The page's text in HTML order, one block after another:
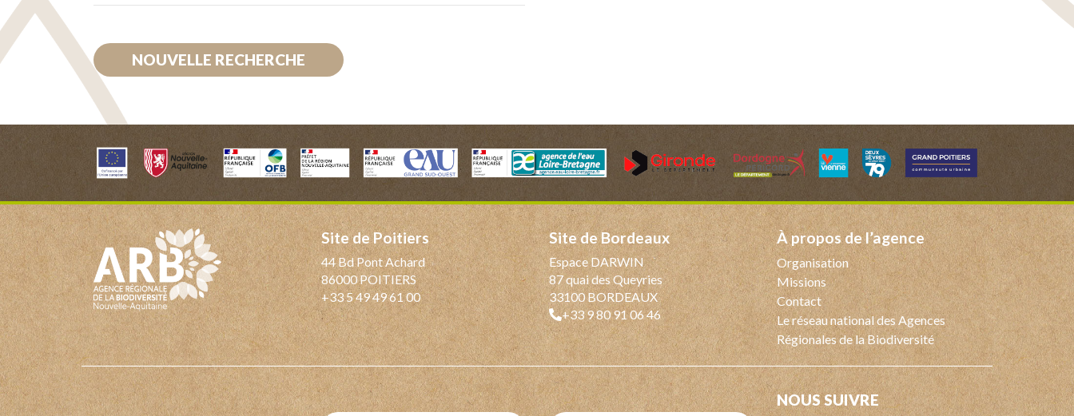
NOUVELLE RECHERCHE
Site de Poitiers
44 Bd Pont Achard
86000 POITIERS
+33 5 49 49 61 00
Site de Bordeaux
Espace DARWIN
87 quai des Queyries
33100 BORDEAUX
+33 9 80 91 06 46
à propos de l’agence
Organisation
Missions
Contact
Le réseau national des Agences
Régionales de la Biodiversité
NOUS SUIVRE